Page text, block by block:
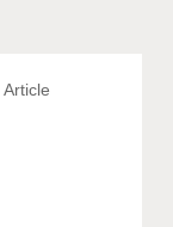
Article